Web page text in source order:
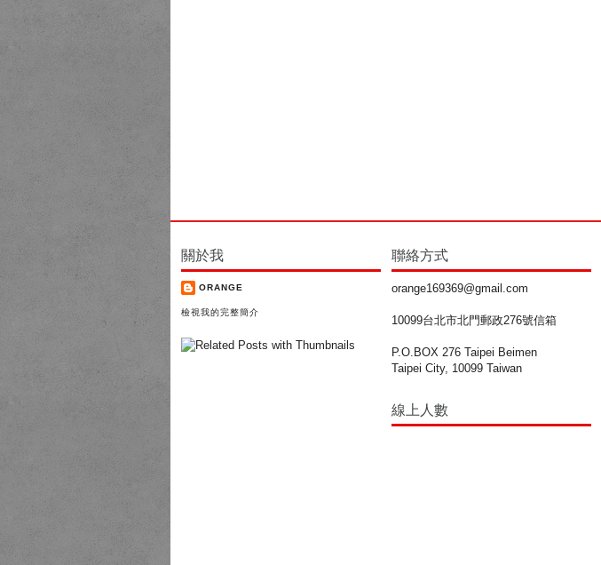
關於我
ORANGE
檢視我的完整簡介
聯絡方式
orange169369@gmail.com
10099台北市北門郵政276號信箱
P.O.BOX 276 Taipei Beimen
Taipei City, 10099 Taiwan
線上人數